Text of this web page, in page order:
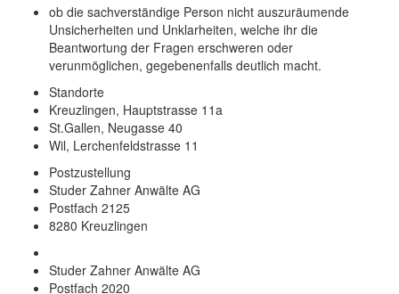
ob die sachverständige Person nicht auszuräumende
Unsicherheiten und Unklarheiten, welche ihr die
Beantwortung der Fragen erschweren oder
verunmöglichen, gegebenenfalls deutlich macht.
Standorte
Kreuzlingen, Hauptstrasse 11a
St.Gallen, Neugasse 40
Wil, Lerchenfeldstrasse 11
Postzustellung
Studer Zahner Anwälte AG
Postfach 2125
8280 Kreuzlingen
Studer Zahner Anwälte AG
Postfach 2020